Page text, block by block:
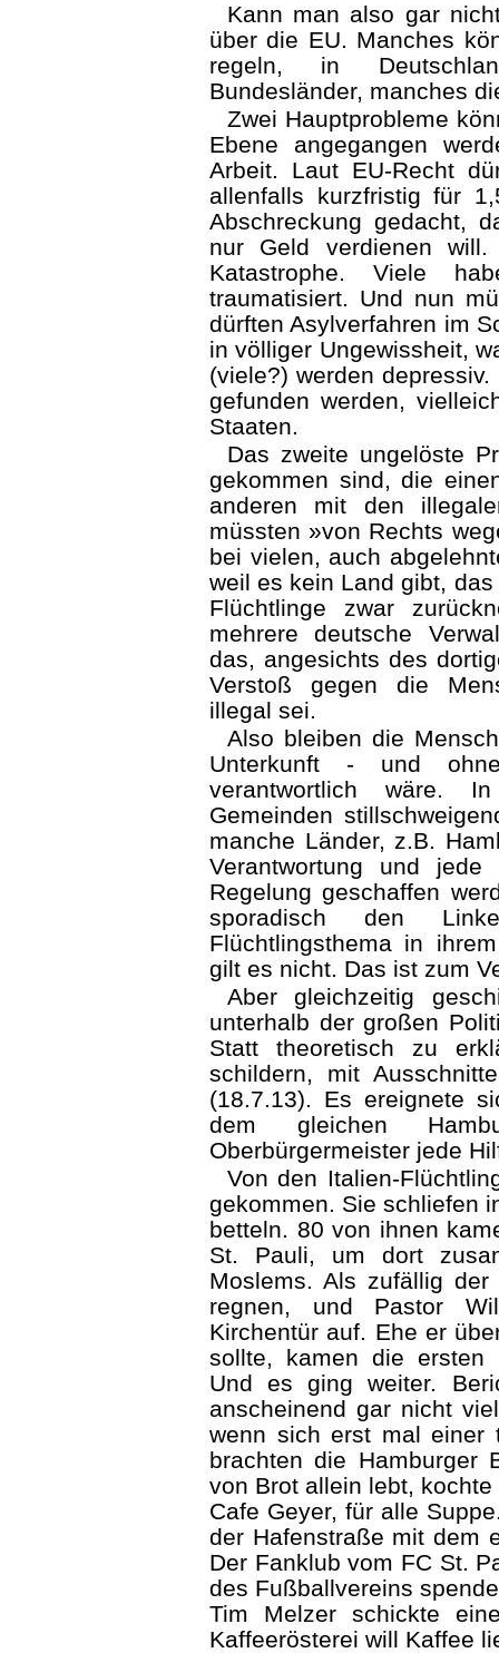
Kann man also gar
über die EU. Manches
regeln, in
Bundesländer, manches
Zwei Hauptprobleme
Ebene angegangen
Arbeit. Laut EU-Recht
allenfalls kurzfristig für
Abschreckung gedacht,
nur Geld verdienen
Katastrophe. Viele
traumatisiert. Und nun
dürften Asylverfahren im
in völliger Ungewissheit,
(viele?) werden
gefunden werden,
Staaten.
Das zweite ungelöste
gekommen sind, die
anderen mit den
müssten »von Rechts
bei vielen, auch
weil es kein Land gibt,
Flüchtlinge zwar
mehrere deutsche
das, angesichts des
Verstoß gegen die
illegal sei.
Also bleiben die
Unterkunft - und
verantwortlich wäre.
Gemeinden
manche Länder, z.B.
Verantwortung und
Regelung geschaffen
sporadisch den
Flüchtlingsthema in
gilt es nicht. Das ist zum
Aber gleichzeitig
unterhalb der großen
Statt theoretisch zu
schildern, mit
(18.7.13). Es ereignete
dem gleichen
Oberbürgermeister jede
Von den Italien-
gekommen. Sie schliefen
betteln. 80 von ihnen
St. Pauli, um dort
Moslems. Als zufällig
regnen, und Pastor
Kirchentür auf. Ehe er
sollte, kamen die ersten
Und es ging weiter.
anscheinend gar nicht
wenn sich erst mal einer
brachten die Hamburger
von Brot allein lebt,
Cafe Geyer, für alle
der Hafenstraße mit dem
Der Fanklub vom FC St.
des Fußballvereins
Tim Melzer schickte
Kaffeerösterei will Kaffee